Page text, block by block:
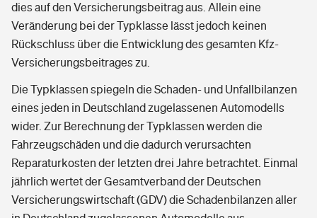
dies auf den Versicherungsbeitrag aus. Allein eine
Veränderung bei der Typklasse lässt jedoch keinen
Rückschluss über die Entwicklung des gesamten Kfz-
Versicherungsbeitrages zu.
Die Typklassen spiegeln die Schaden- und Unfallbilanzen
eines jeden in Deutschland zugelassenen Automodells
wider. Zur Berechnung der Typklassen werden die
Fahrzeugschäden und die dadurch verursachten
Reparaturkosten der letzten drei Jahre betrachtet. Einmal
jährlich wertet der Gesamtverband der Deutschen
Versicherungswirtschaft (GDV) die Schadenbilanzen aller